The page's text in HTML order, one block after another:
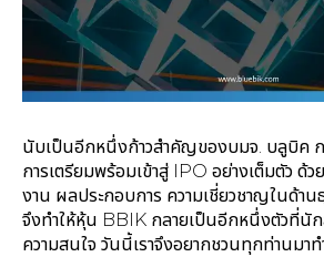
นับเป็นอีกหนึ่งก้าวสำคัญของบมจ. บลูบิค ก
การเตรียมพร้อมเข้าสู่ IPO อย่างเต็มตัว ด้
งาน ผลประกอบการ ความเชี่ยวชาญในด้าน
จึงทำให้หุ้น BBIK กลายเป็นอีกหนึ่งตัวที่นั
ความสนใจ วันนี้เราจึงอยากชวนทุกท่านมา